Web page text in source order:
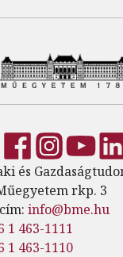
és
rkp. 3
info@bme.hu
1 463-1111
1 463-1110